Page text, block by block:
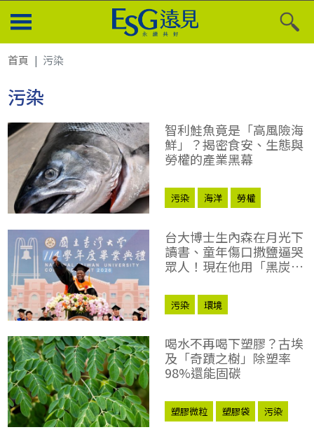
首頁 污染
污染
智利鮭魚竟是「高風險海
鮮」？揭密食安、生態與
勞權的產業黑幕
污染 海洋 勞權
台大博士生內森在月光下
讀書、童年傷口撒鹽逼哭
眾人！現在他用「黑炭」
污染 環境
喝水不再喝下塑膠？古埃
及「奇蹟之樹」除塑率
98%還能固碳
塑膠微粒 塑膠袋
污染